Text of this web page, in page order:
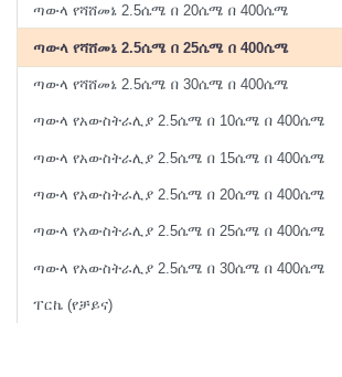
ጣውላ የሻሸመኔ 2.5ሴሜ በ 20ሴሜ በ 400ሴሜ
ጣውላ የሻሸመኔ 2.5ሴሜ በ 25ሴሜ በ 400ሴሜ
ጣውላ የሻሸመኔ 2.5ሴሜ በ 30ሴሜ በ 400ሴሜ
ጣውላ የአውስትራሊያ 2.5ሴሜ በ 10ሴሜ በ 400ሴሜ
ጣውላ የአውስትራሊያ 2.5ሴሜ በ 15ሴሜ በ 400ሴሜ
ጣውላ የአውስትራሊያ 2.5ሴሜ በ 20ሴሜ በ 400ሴሜ
ጣውላ የአውስትራሊያ 2.5ሴሜ በ 25ሴሜ በ 400ሴሜ
ጣውላ የአውስትራሊያ 2.5ሴሜ በ 30ሴሜ በ 400ሴሜ
ፐርኬ (የቻይና)